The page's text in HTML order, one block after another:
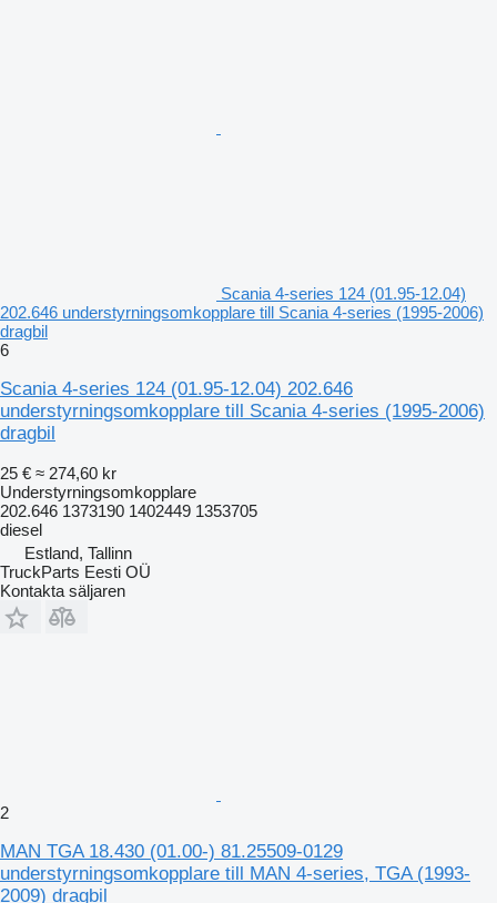
Scania 4-series 124 (01.95-12.04)
202.646 understyrningsomkopplare till Scania 4-series (1995-2006)
dragbil
6
Scania 4-series 124 (01.95-12.04) 202.646
understyrningsomkopplare till Scania 4-series (1995-2006)
dragbil
25 € ≈ 274,60 kr
Understyrningsomkopplare
202.646 1373190 1402449 1353705
diesel
Estland, Tallinn
TruckParts Eesti OÜ
Kontakta säljaren
2
MAN TGA 18.430 (01.00-) 81.25509-0129
understyrningsomkopplare till MAN 4-series, TGA (1993-
2009) dragbil